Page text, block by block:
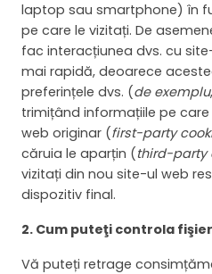
laptop sau smartphone) în
pe care le vizitați. De
fac interacțiunea dvs. cu
mai rapidă, deoarece
preferințele dvs. (de exemplu
trimițând informațiile pe
web originar (first-party
căruia le aparțin (third-party
vizitați din nou site-ul web
dispozitiv final.
2. Cum puteţi controla
Vă puteți retrage